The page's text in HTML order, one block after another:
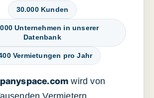
30.000 Kunden
Unternehmen in unserer
Datenbank
Vermietungen pro Jahr
wird von